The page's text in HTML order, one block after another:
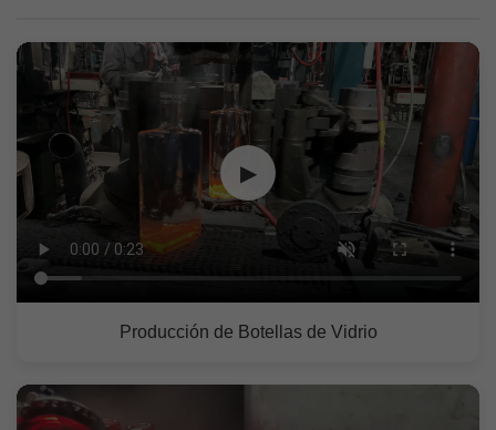
▶
Producción de Botellas de Vidrio